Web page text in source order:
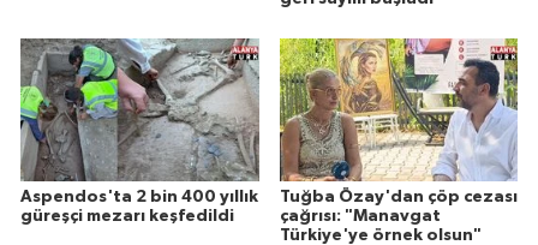
Aspendos'ta 2 bin 400 yıllık
güreşçi mezarı keşfedildi
Tuğba Özay'dan çöp cezası
çağrısı: "Manavgat
Türkiye'ye örnek olsun"